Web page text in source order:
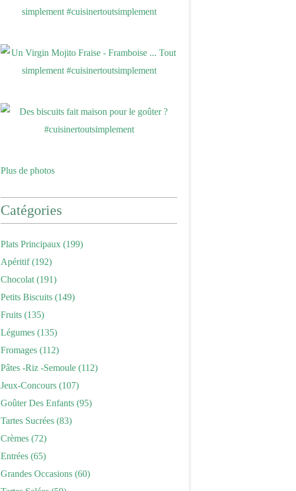
Plus de photos
Catégories
Plats Principaux (199)
Apéritif(192)
Chocolat (191)
Petits Biscuits (149)
Fruits (135)
Légumes (135)
Fromages (112)
Pâtes -riz -semoule (112)
Jeux-Concours (107)
Goûter Des Enfants (95)
Tartes Sucrées (83)
Crèmes (72)
Entrées (65)
Grandes Occasions (60)